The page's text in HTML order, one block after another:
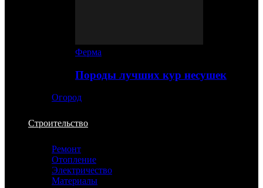
Ферма
Породы лучших кур несушек
Огород
Строительство
Ремонт
Отопление
Электричество
Материалы